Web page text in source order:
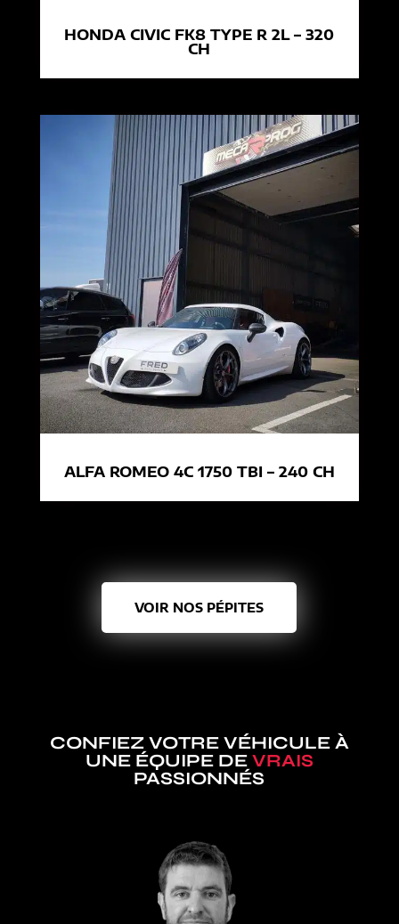
HONDA CIVIC FK8 TYPE R 2L – 320
CH
ALFA ROMEO 4C 1750 TBI – 240 CH
VOIR NOS PÉPITES
CONFIEZ VOTRE VÉHICULE À
UNE ÉQUIPE DE VRAIS
PASSIONNÉS